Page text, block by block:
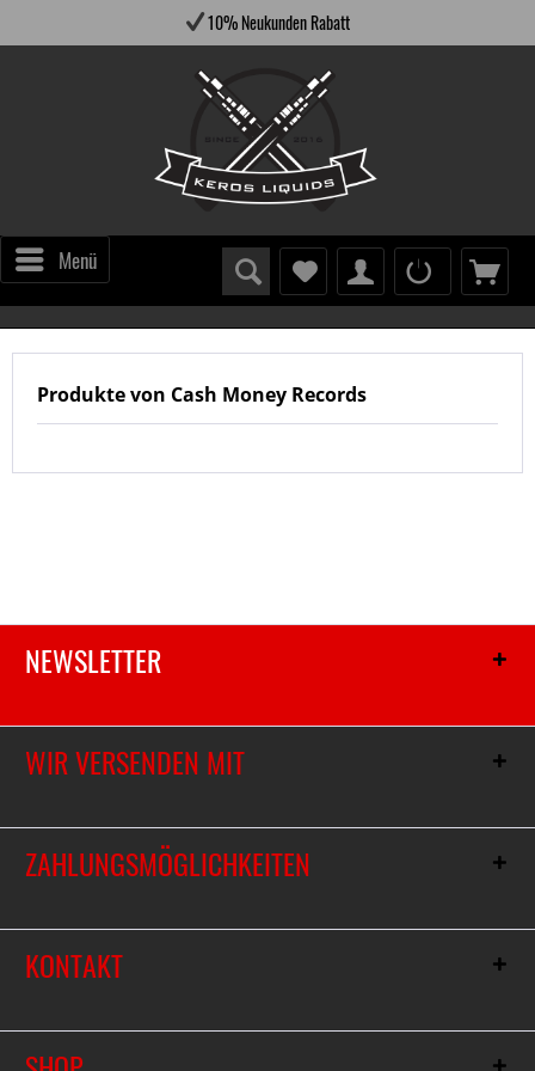
10% Neukunden Rabatt
Menü
Produkte von Cash Money Records
NEWSLETTER
WIR VERSENDEN MIT
ZAHLUNGSMÖGLICHKEITEN
KONTAKT